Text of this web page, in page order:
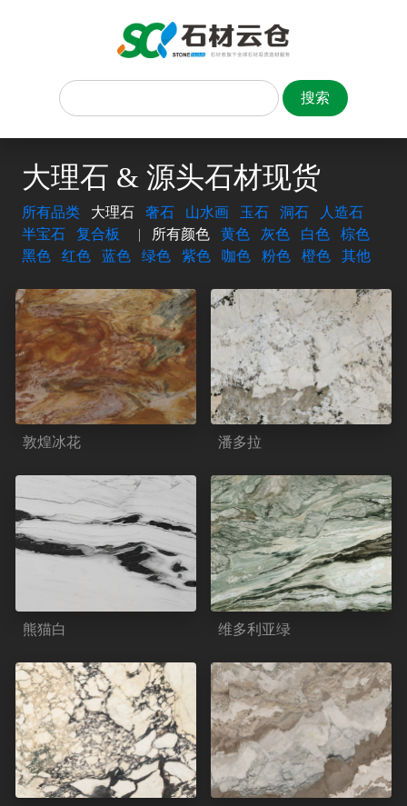
大理石 & 源头石材现货
所有品类 大理石 奢石 山水画 玉石 洞石
人造石
半宝石
复合板 | 所有颜色 黄色 灰色 白色
棕色
黑色
红色 蓝色 绿色 紫色 咖色 粉色 橙色 其他
敦煌冰花 潘多拉
熊猫白 维多利亚绿